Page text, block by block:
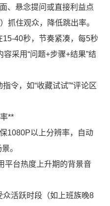
、悬念提问或直接利益点
抓住观众，降低跳出率。
15-40秒，节奏紧凑，每5秒
采用“问题+步骤+结果”结
令，如“收藏试试”“评论区
**
1080P以上分辨率，自动
。
平台热度上升期的背景音
众活跃时段（如上班族晚8